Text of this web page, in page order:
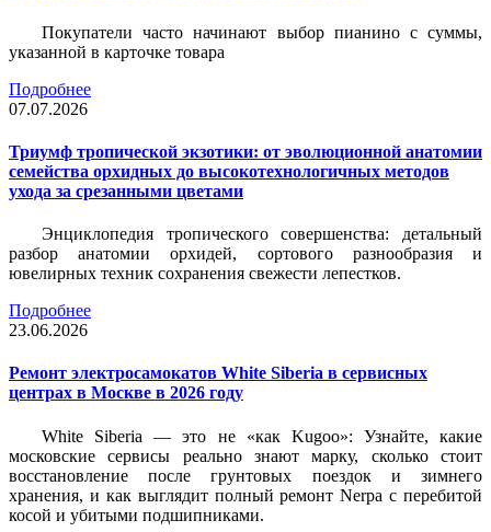
Покупатели часто начинают выбор пианино с суммы,
указанной в карточке товара
Подробнее
07.07.2026
Триумф тропической экзотики: от эволюционной анатомии
семейства орхидных до высокотехнологичных методов
ухода за срезанными цветами
Энциклопедия тропического совершенства: детальный
разбор анатомии орхидей, сортового разнообразия и
ювелирных техник сохранения свежести лепестков.
Подробнее
23.06.2026
Ремонт электросамокатов White Siberia в сервисных
центрах в Москве в 2026 году
White Siberia — это не «как Kugoo»: Узнайте, какие
московские сервисы реально знают марку, сколько стоит
восстановление после грунтовых поездок и зимнего
хранения, и как выглядит полный ремонт Nerpa с перебитой
косой и убитыми подшипниками.